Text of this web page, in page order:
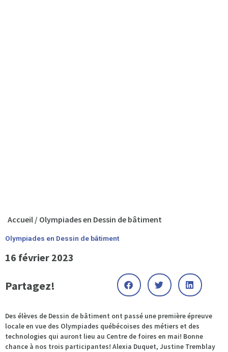
Accueil / Olympiades en Dessin de bâtiment
Olympiades en Dessin de bâtiment
16 février 2023
Partagez!
Des élèves de Dessin de bâtiment ont passé une première épreuve
locale en vue des Olympiades québécoises des métiers et des
technologies qui auront lieu au Centre de foires en mai! Bonne
chance à nos trois participantes! Alexia Duquet, Justine Tremblay